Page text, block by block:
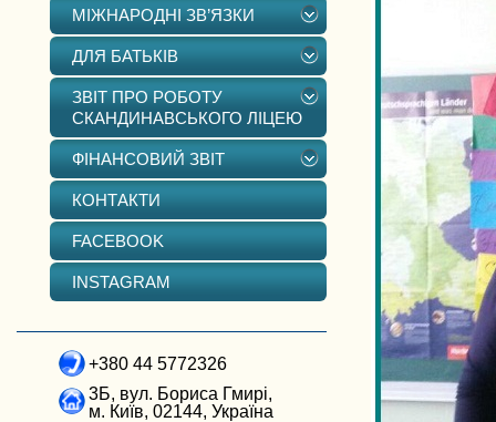
МІЖНАРОДНІ ЗВ’ЯЗКИ
ДЛЯ БАТЬКІВ
ЗВІТ ПРО РОБОТУ
СКАНДИНАВСЬКОГО ЛІЦЕЮ
ФІНАНСОВИЙ ЗВІТ
КОНТАКТИ
FACEBOOK
INSTAGRAM
+380 44 5772326
3Б, вул. Бориса Гмирі,
м. Київ, 02144, Україна